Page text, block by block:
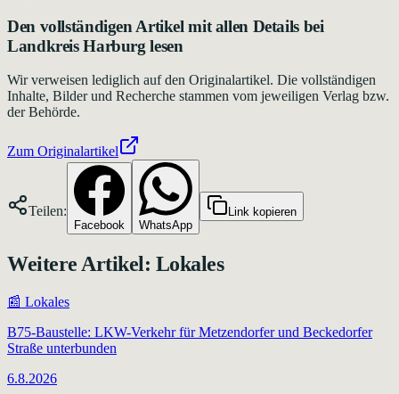
Den vollständigen Artikel mit allen Details bei
Landkreis Harburg lesen
Wir verweisen lediglich auf den Originalartikel. Die vollständigen
Inhalte, Bilder und Recherche stammen vom jeweiligen Verlag bzw.
der Behörde.
Zum Originalartikel
Teilen:
Facebook WhatsApp
Link kopieren
Weitere Artikel: Lokales
📰 Lokales
B75-Baustelle: LKW-Verkehr für Metzendorfer und Beckedorfer
Straße unterbunden
6.8.2026